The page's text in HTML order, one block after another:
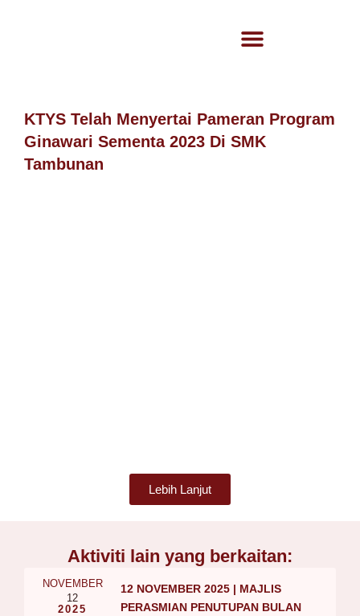
KTYS Telah Menyertai Pameran Program
Ginawari Sementa 2023 Di SMK
Tambunan
Lebih Lanjut
Aktiviti lain yang berkaitan:
NOVEMBER
12
2025
12 NOVEMBER 2025 | MAJLIS
PERASMIAN PENUTUPAN BULAN